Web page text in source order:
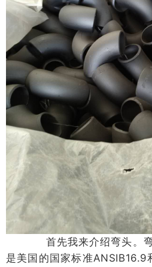
首先我来介绍弯头。
是美国的国家标准ANSIB16.9